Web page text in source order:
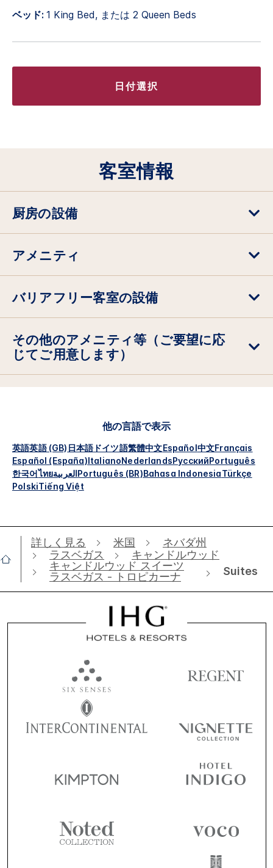
ベッド: 1 King Bed, または 2 Queen Beds
日付選択
客室情報
厨房の設備
アメニティ
バリアフリー客室の設備
その他のアメニティ等（ご要望に応
じてご用意します）
他の言語で表示
英語英語 (GB) 日本語 ドイツ語繁體中文Español中文Français
Español (España)ItalianoNederlandsРусскийPortuguês
한국어ไทยالعربيةPortuguês (BR)Bahasa IndonesiaTürkçe
PolskiTiếng Việt
詳しく見る 米国
ネバダ州
ラスベガス
キャンドルウッド
キャンドルウッド スイーツ
ラスベガス - トロピカーナ
Suites